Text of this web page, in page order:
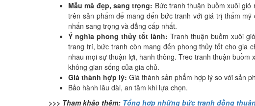
Mẫu mã đẹp, sang trọng: Bức tranh thuận buồm xuôi
trên sản phẩm để mang đến bức tranh với giá trị thẩm
nhấn sang trọng và đẳng cấp nhất.
Ý nghĩa phong thủy tốt lành: Tranh thuận buồm xuôi
trang trí, bức tranh còn mang đến phong thủy tốt cho gia
nhau mọi sự thuận lợi, hanh thông. Treo tranh thuận
không gian sống của gia chủ.
Giá thành hợp lý: Giá thành sản phẩm hợp lý so với sản
Bảo hành lâu dài, an tâm khi lựa chọn.
>>> Tham khảo thêm: Tổng hợp những bức tranh đồng